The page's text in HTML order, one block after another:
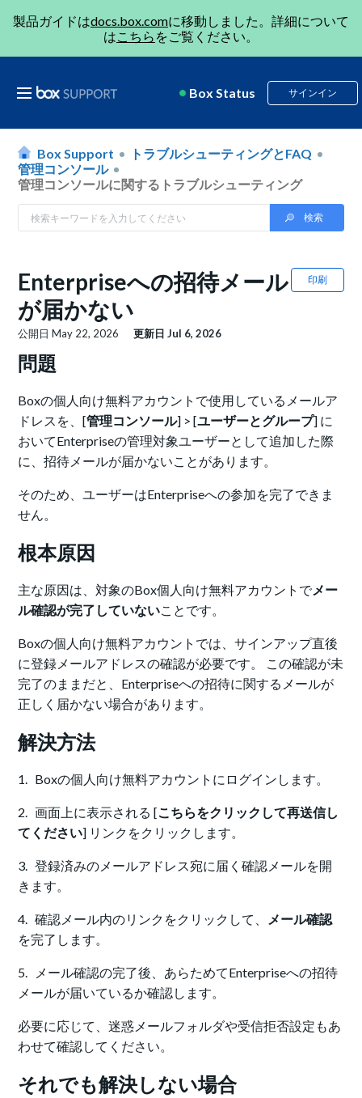
製品ガイドはdocs.box.comに移動しました。詳細について
はこちら をご覧ください。
Box Status サインイン
Box Support
トラブルシューティングとFAQ
管理コンソール
管理コンソールに関するトラブルシューティング
印刷
Enterpriseへの招待メール
が届かない
公開日May 22, 2026 更新日Jul 6, 2026
問題
Boxの個人向け無料アカウントで使用しているメールア
ドレスを、[管理コンソール] > [ユーザーとグループ] に
おいてEnterpriseの管理対象ユーザーとして追加した際
に、招待メールが届かないことがあります。
そのため、ユーザーはEnterpriseへの参加を完了できま
せん。
根本原因
主な原因は、対象のBox個人向け無料アカウントでメー
ル確認が完了していないことです。
Boxの個人向け無料アカウントでは、サインアップ直後
に登録メールアドレスの確認が必要です。 この確認が未
完了のままだと、Enterpriseへの招待に関するメールが
正しく届かない場合があります。
解決方法
1. Boxの個人向け無料アカウントにログインします。
2. 画面上に表示される [こちらをクリックして再送信し
てください] リンクをクリックします。
3. 登録済みのメールアドレス宛に届く確認メールを開
きます。
4. 確認メール内のリンクをクリックして、
メール確認
を完了します。
5. メール確認の完了後、あらためてEnterpriseへの招待
メールが届いているか確認します。
必要に応じて、迷惑メールフォルダや受信拒否設定もあ
わせて確認してください。
それでも解決しない場合